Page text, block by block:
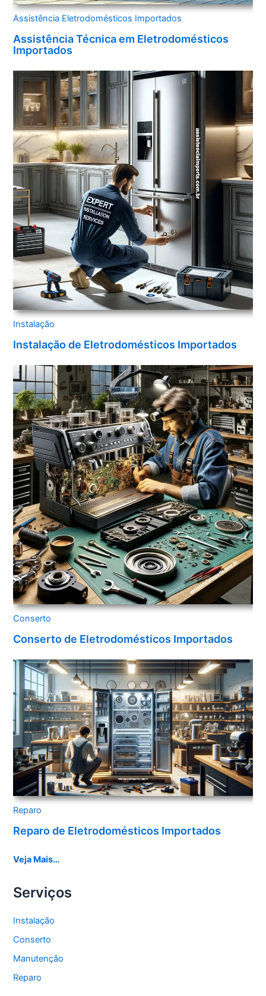
Assistência Eletrodomésticos Importados
Assistência Técnica em Eletrodomésticos
Importados
Instalação
Instalação de Eletrodomésticos Importados
Conserto
Conserto de Eletrodomésticos Importados
Reparo
Reparo de Eletrodomésticos Importados
Veja Mais…
Serviços
Instalação
Conserto
Manutenção
Reparo